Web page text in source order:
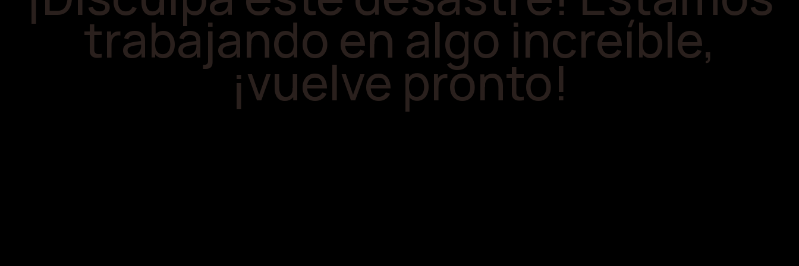
trabajando en algo increíble,
¡vuelve pronto!